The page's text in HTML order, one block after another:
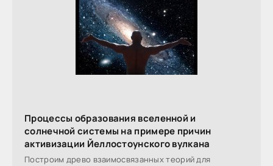
Процессы образования вселенной и
солнечной системы на примере причин
активизации Йеллостоунского вулкана
Построим древо взаимосвязанных теорий для